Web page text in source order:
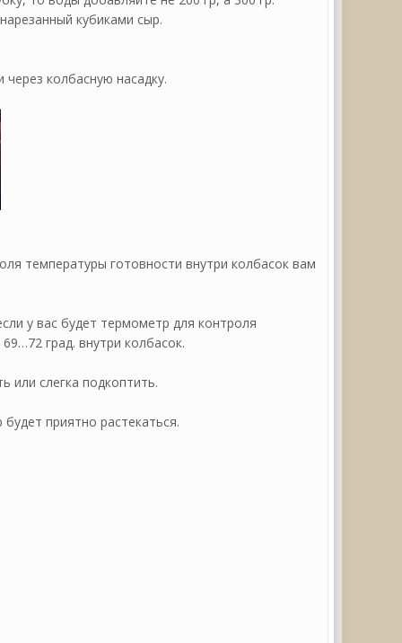
кубиками сыр.
колбасную насадку.
температуры готовности внутри колбасок вам
у вас будет термометр для контроля
град. внутри колбасок.
или слегка подкоптить.
приятно растекаться.